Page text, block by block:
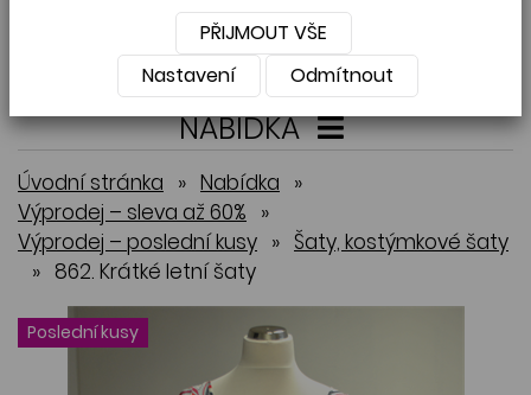
XXL,ČESKÁ VÝROBA
Přihlásit Košík 0
NABÍDKA
Úvodní stránka » Nabídka »
Výprodej – sleva až 60% »
Výprodej – poslední kusy » Šaty, kostýmkové šaty
» 862. Krátké letní šaty
Poslední kusy
PŘIJMOUT VŠE
Nastavení
Odmítnout